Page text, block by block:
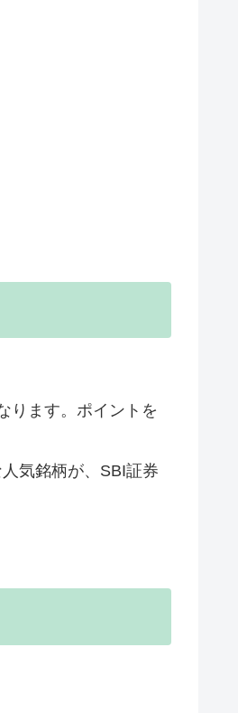
ります。ポイントを
気銘柄が、SBI証券